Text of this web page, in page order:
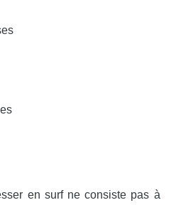
en surf ne consiste pas à